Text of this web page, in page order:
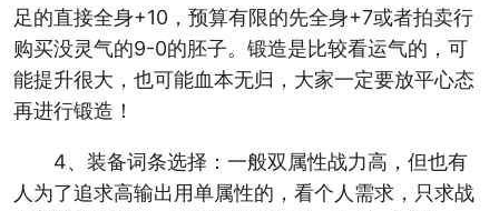
足的直接全身+10，预算有限的先全身+7或者拍卖行
购买没灵气的9-0的胚子。锻造是比较看运气的，可
能提升很大，也可能血本无归，大家一定要放平心态
再进行锻造！
4、装备词条选择：一般双属性战力高，但也有
人为了追求高输出用单属性的，看个人需求，只求战